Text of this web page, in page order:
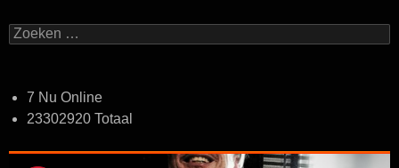
Zoeken
naar:
7 Nu Online
23302920 Totaal